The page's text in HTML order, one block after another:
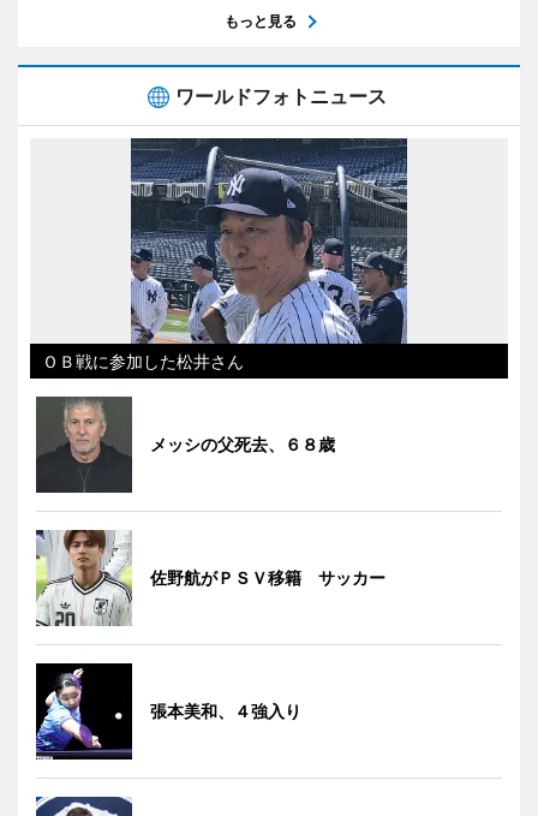
もっと見る
ワールドフォトニュース
ＯＢ戦に参加した松井さん
メッシの父死去、６８歳
佐野航がＰＳＶ移籍 サッカー
張本美和、４強入り